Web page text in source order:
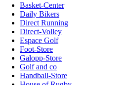
Basket-Center
Daily Bikers
Direct Running
Direct-Volley
Espace Golf
Foot-Store
Galopp-Store
Golf and co
Handball-Store